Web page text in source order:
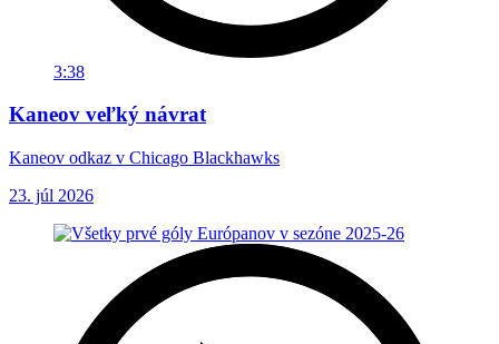
3:38
Kaneov veľký návrat
Kaneov odkaz v Chicago Blackhawks
23. júl 2026